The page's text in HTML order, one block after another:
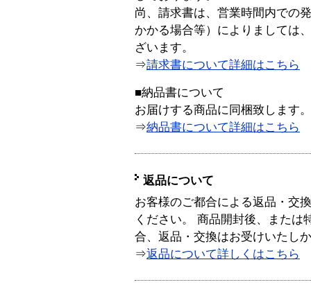
尚、請求書は、営業時間内での
かかる場合等）によりましては
ざいます。
⇒請求書について詳細はこちら
■納品書について
お届けする商品に同梱致します。
⇒納品書について詳細はこちら
返品について
お客様のご都合による返品・交
ください。 商品開封後、または
合、返品・交換はお受けいたし
⇒返品について詳しくはこちら